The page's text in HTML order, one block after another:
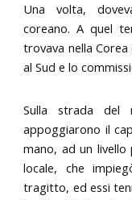
Una volta,
coreano. A quel
trovava nella
al Sud e lo
Sulla strada
appoggiarono il
mano, ad un
locale, che
tragitto, ed essi